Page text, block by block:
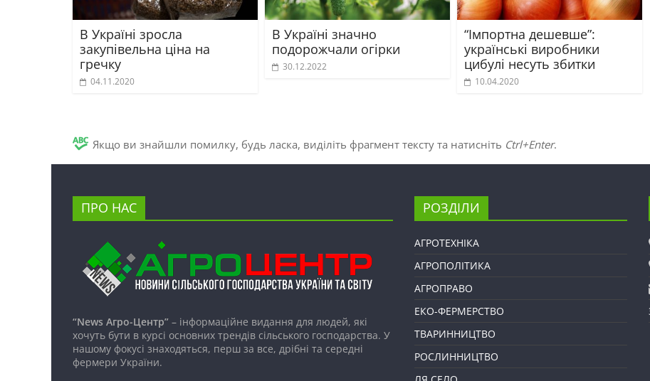
В Україні зросла
закупівельна ціна на
гречку
04.11.2020
В Україні значно
подорожчали огірки
30.12.2022
“Імпортна дешевше”:
українські виробники
цибулі несуть збитки
10.04.2020
Якщо ви знайшли помилку, будь ласка, виділіть фрагмент тексту та натисніть Ctrl+Enter.
ПРО НАС
“News Агро-Центр” – інформаційне видання для людей, які
хочуть бути в курсі основних трендів сільського господарства. У
нашому фокусі знаходяться, перш за все, дрібні та середні
фермери України.
РОЗДІЛИ
АГРОТЕХНІКА
АГРОПОЛІТИКА
АГРОПРАВО
ЕКО-ФЕРМЕРСТВО
ТВАРИННИЦТВО
РОСЛИННИЦТВО